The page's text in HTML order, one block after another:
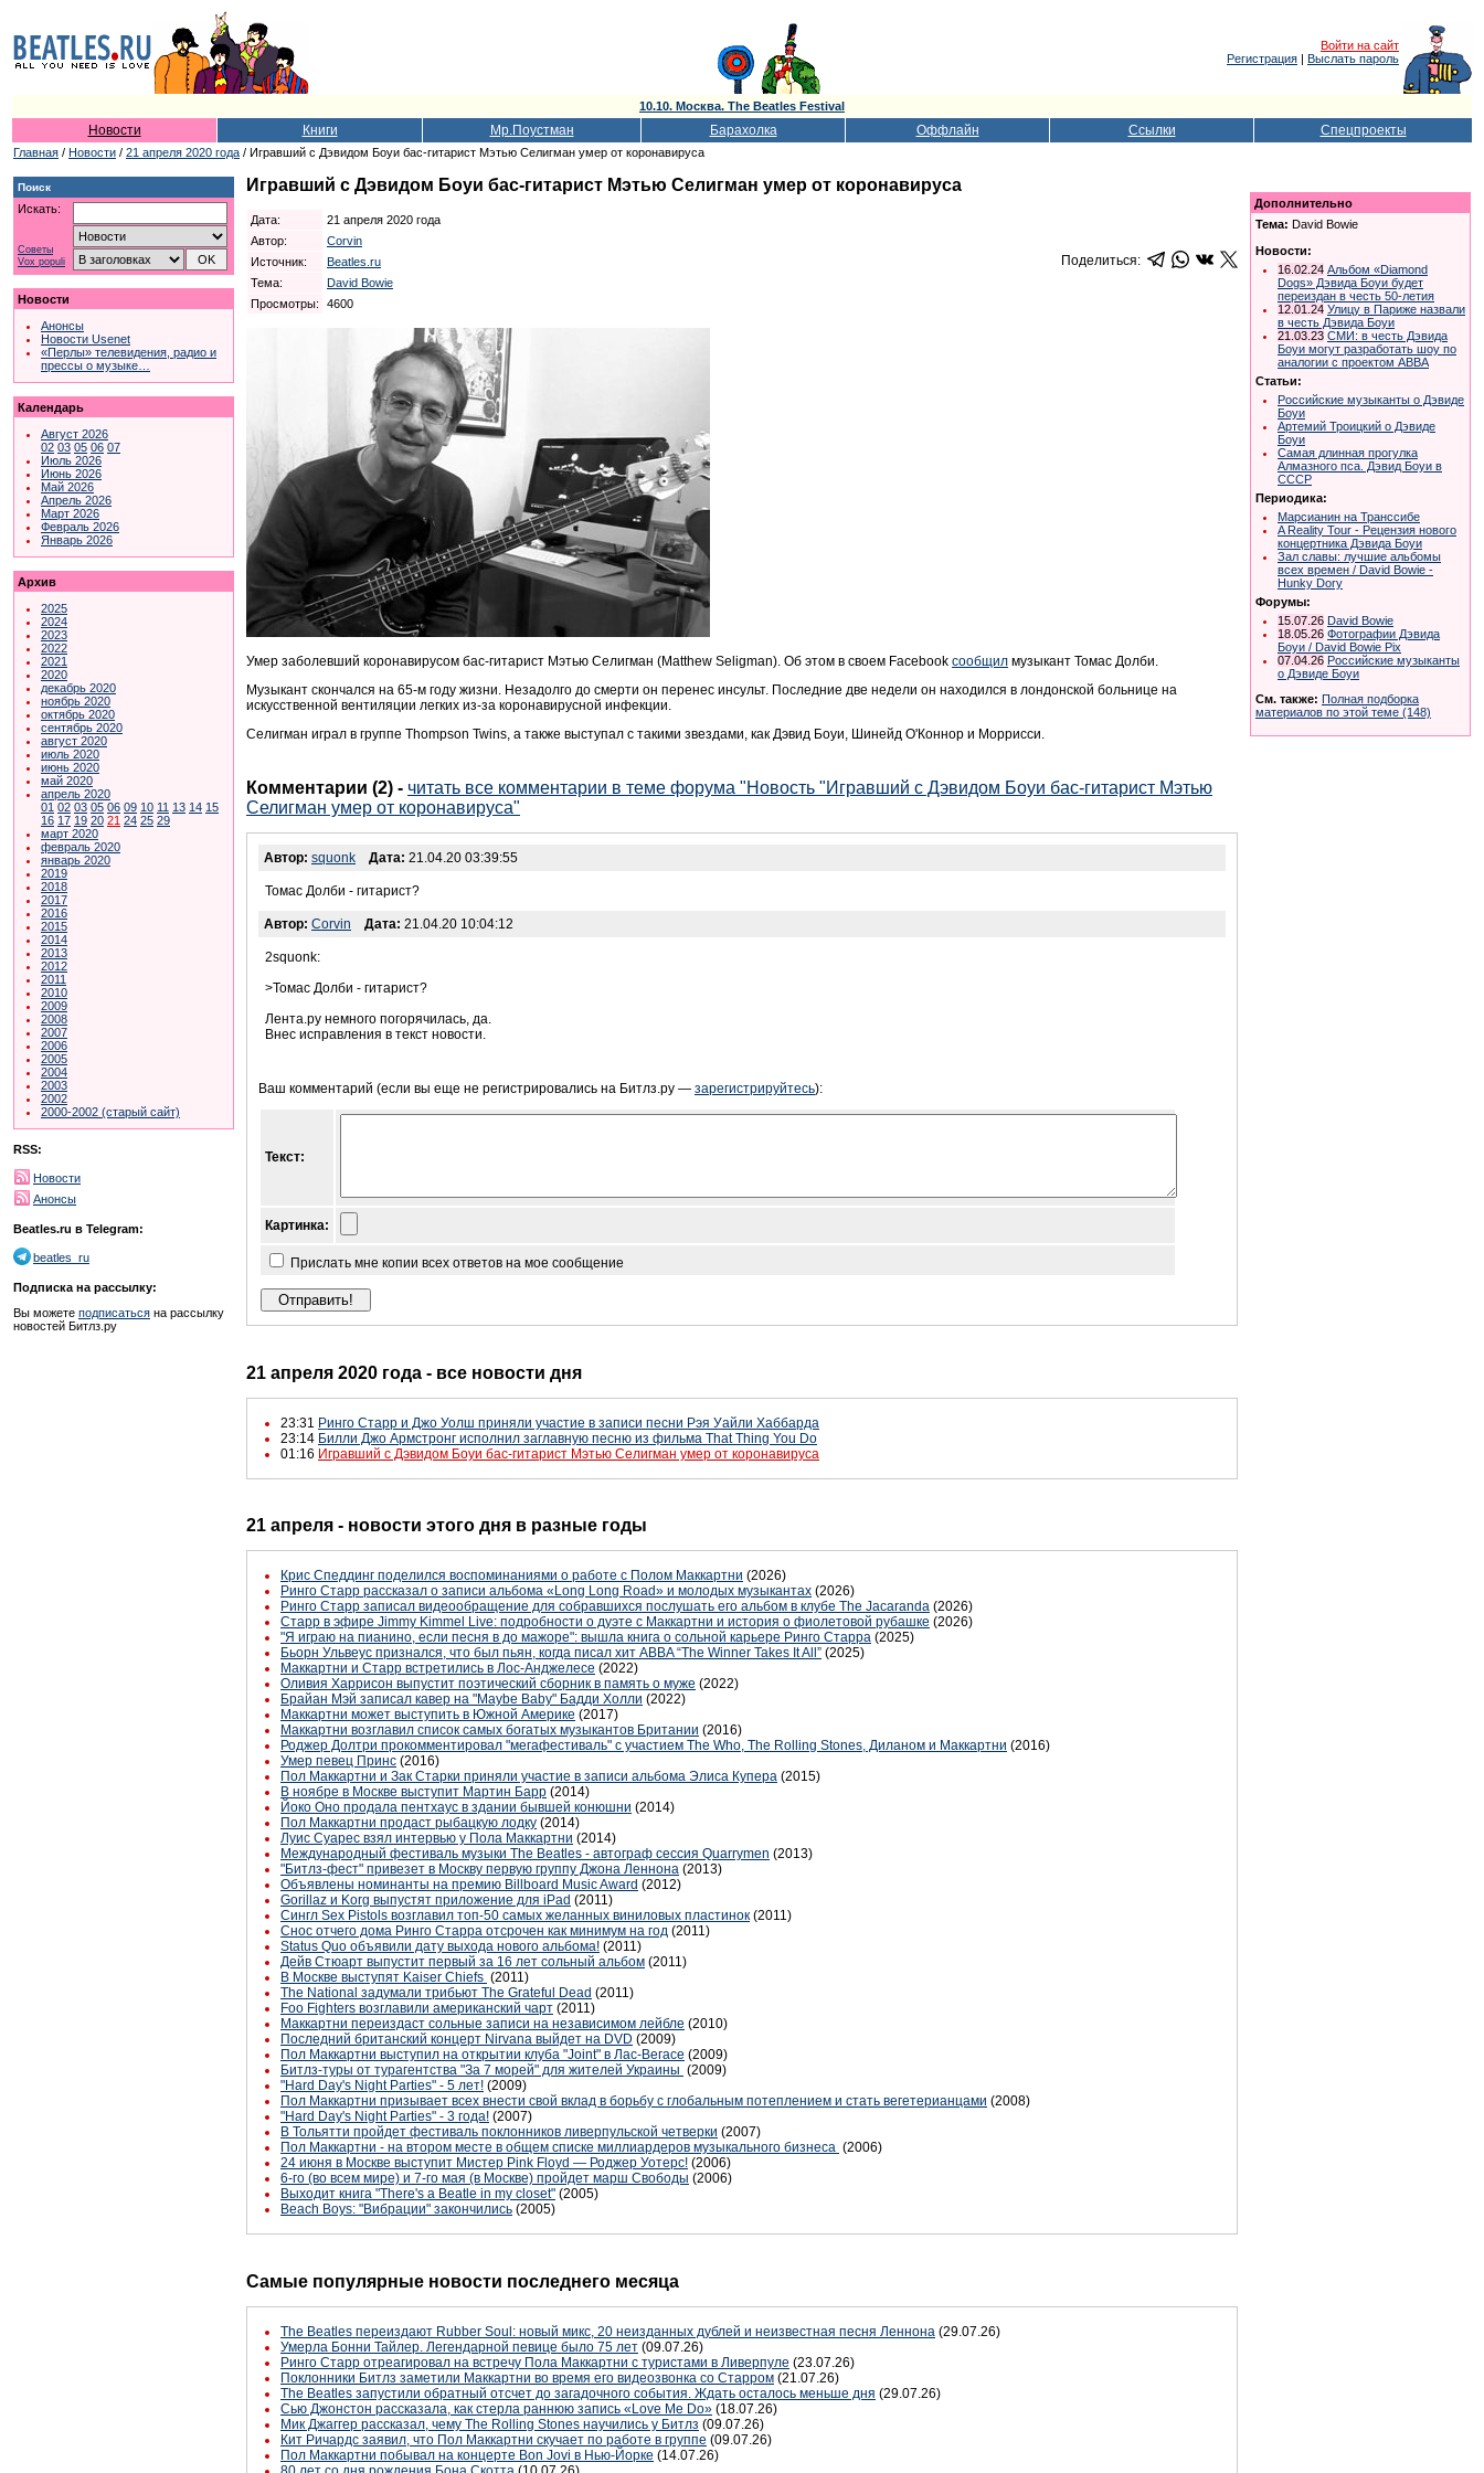
Войти на сайт
Регистрация | Выслать пароль
10.10. Москва. The Beatles Festival
Новости Книги Мр.Поустман Барахолка Оффлайн Ссылки Спецпроекты
Главная / Новости / 21 апреля 2020 года / Игравший с Дэвидом Боуи бас-гитарист Мэтью Селигман умер от коронавируса
Поиск
Искать:
Советы
Vox populi
Новости
Анонсы
Новости Usenet
«Перлы» телевидения, радио и
прессы о музыке…
Календарь
Август 2026
02 03 05 06 07
Июль 2026
Июнь 2026
Май 2026
Апрель 2026
Март 2026
Февраль 2026
Январь 2026
Архив
2025
2024
2023
2022
2021
2020
декабрь 2020
ноябрь 2020
октябрь 2020
сентябрь 2020
август 2020
июль 2020
июнь 2020
май 2020
апрель 2020
01 02 03 05 06 09 10 11 13 14 15
16 17 19 20 21 24 25 29
март 2020
февраль 2020
январь 2020
2019
2018
2017
2016
2015
2014
2013
2012
2011
2010
2009
2008
2007
2006
2005
2004
2003
2002
2000-2002 (старый сайт)
RSS:
Новости
Анонсы
Beatles.ru в Telegram:
beatles_ru
Подписка на рассылку:
Вы можете подписаться на рассылку
новостей Битлз.ру
Игравший с Дэвидом Боуи бас-гитарист Мэтью Селигман умер от коронавируса
Дата:
21 апреля 2020 года
Автор:
Corvin
Источник:
Beatles.ru
Тема:
David Bowie
Просмотры:
4600
Поделиться:
Умер заболевший коронавирусом бас-гитарист Мэтью Селигман (Matthew Seligman). Об этом в своем Facebook сообщил музыкант Томас Долби.
Музыкант скончался на 65-м году жизни. Незадолго до смерти он перенес инсульт. Последние две недели он находился в лондонской больнице на
искусственной вентиляции легких из-за коронавирусной инфекции.
Селигман играл в группе Thompson Twins, а также выступал с такими звездами, как Дэвид Боуи, Шинейд О'Коннор и Моррисси.
Комментарии (2) - читать все комментарии в теме форума "Новость "Игравший с Дэвидом Боуи бас-гитарист Мэтью
Селигман умер от коронавируса"
Автор: squonk Дата: 21.04.20 03:39:55
Томас Долби - гитарист?
Автор: Corvin Дата: 21.04.20 10:04:12
2squonk:
>Томас Долби - гитарист?
Лента.ру немного погорячилась, да.
Внес исправления в текст новости.
Ваш комментарий (если вы еще не регистрировались на Битлз.ру — зарегистрируйтесь):
Текст:
Картинка:
Прислать мне копии всех ответов на мое сообщение
21 апреля 2020 года - все новости дня
23:31 Ринго Старр и Джо Уолш приняли участие в записи песни Рэя Уайли Хаббарда
23:14 Билли Джо Армстронг исполнил заглавную песню из фильма That Thing You Do
01:16 Игравший с Дэвидом Боуи бас-гитарист Мэтью Селигман умер от коронавируса
21 апреля - новости этого дня в разные годы
Крис Спеддинг поделился воспоминаниями о работе с Полом Маккартни (2026)
Ринго Старр рассказал о записи альбома «Long Long Road» и молодых музыкантах (2026)
Ринго Старр записал видеообращение для собравшихся послушать его альбом в клубе The Jacaranda (2026)
Старр в эфире Jimmy Kimmel Live: подробности о дуэте с Маккартни и история о фиолетовой рубашке (2026)
"Я играю на пианино, если песня в до мажоре": вышла книга о сольной карьере Ринго Старра (2025)
Бьорн Ульвеус признался, что был пьян, когда писал хит ABBA “The Winner Takes It All” (2025)
Маккартни и Старр встретились в Лос-Анджелесе (2022)
Оливия Харрисон выпустит поэтический сборник в память о муже (2022)
Брайан Мэй записал кавер на "Maybe Baby" Бадди Холли (2022)
Маккартни может выступить в Южной Америке (2017)
Маккартни возглавил список самых богатых музыкантов Британии (2016)
Роджер Долтри прокомментировал "мегафестиваль" с участием The Who, The Rolling Stones, Диланом и Маккартни (2016)
Умер певец Принс (2016)
Пол Маккартни и Зак Старки приняли участие в записи альбома Элиса Купера (2015)
В ноябре в Москве выступит Мартин Барр (2014)
Йоко Оно продала пентхаус в здании бывшей конюшни (2014)
Пол Маккартни продаст рыбацкую лодку (2014)
Луис Суарес взял интервью у Пола Маккартни (2014)
Международный фестиваль музыки The Beatles - автограф сессия Quarrymen (2013)
"Битлз-фест" привезет в Москву первую группу Джона Леннона (2013)
Объявлены номинанты на премию Billboard Music Award (2012)
Gorillaz и Korg выпустят приложение для iPad (2011)
Сингл Sex Pistols возглавил топ-50 самых желанных виниловых пластинок (2011)
Снос отчего дома Ринго Старра отсрочен как минимум на год (2011)
Status Quo объявили дату выхода нового альбома! (2011)
Дейв Стюарт выпустит первый за 16 лет сольный альбом (2011)
В Москве выступят Kaiser Chiefs (2011)
The National задумали трибьют The Grateful Dead (2011)
Foo Fighters возглавили американский чарт (2011)
Маккартни переиздаст сольные записи на независимом лейбле (2010)
Последний британский концерт Nirvana выйдет на DVD (2009)
Пол Маккартни выступил на открытии клуба "Joint" в Лас-Вегасе (2009)
Битлз-туры от турагентства "За 7 морей" для жителей Украины (2009)
"Hard Day's Night Parties" - 5 лет! (2009)
Пол Маккартни призывает всех внести свой вклад в борьбу с глобальным потеплением и стать вегетерианцами (2008)
"Hard Day's Night Parties" - 3 года! (2007)
В Тольятти пройдет фестиваль поклонников ливерпульской четверки (2007)
Пол Маккартни - на втором месте в общем списке миллиардеров музыкального бизнеса (2006)
24 июня в Москве выступит Мистер Pink Floyd — Роджер Уотерс! (2006)
6-го (во всем мире) и 7-го мая (в Москве) пройдет марш Свободы (2006)
Выходит книга "There's a Beatle in my closet" (2005)
Beach Boys: "Вибрации" закончились (2005)
Самые популярные новости последнего месяца
The Beatles переиздают Rubber Soul: новый микс, 20 неизданных дублей и неизвестная песня Леннона (29.07.26)
Умерла Бонни Тайлер. Легендарной певице было 75 лет (09.07.26)
Ринго Старр отреагировал на встречу Пола Маккартни с туристами в Ливерпуле (23.07.26)
Поклонники Битлз заметили Маккартни во время его видеозвонка со Старром (21.07.26)
The Beatles запустили обратный отсчет до загадочного события. Ждать осталось меньше дня (29.07.26)
Сью Джонстон рассказала, как стерла раннюю запись «Love Me Do» (18.07.26)
Мик Джаггер рассказал, чему The Rolling Stones научились у Битлз (09.07.26)
Кит Ричардс заявил, что Пол Маккартни скучает по работе в группе (09.07.26)
Пол Маккартни побывал на концерте Bon Jovi в Нью-Йорке (14.07.26)
Дополнительно
Тема: David Bowie
Новости:
16.02.24 Альбом «Diamond
Dogs» Дэвида Боуи будет
переиздан в честь 50-летия
12.01.24 Улицу в Париже назвали
в честь Дэвида Боуи
21.03.23 СМИ: в честь Дэвида
Боуи могут разработать шоу по
аналогии с проектом АВВА
Статьи:
Российские музыканты о Дэвиде
Боуи
Артемий Троицкий о Дэвиде
Боуи
Самая длинная прогулка
Алмазного пса. Дэвид Боуи в
СССР
Периодика:
Марсианин на Транссибе
A Reality Tour - Рецензия нового
концертника Дэвида Боуи
Зал славы: лучшие альбомы
всех времен / David Bowie -
Hunky Dory
Форумы:
15.07.26 David Bowie
18.05.26 Фотографии Дэвида
Боуи / David Bowie Pix
07.04.26 Российские музыканты
о Дэвиде Боуи
См. также: Полная подборка
материалов по этой теме (148)